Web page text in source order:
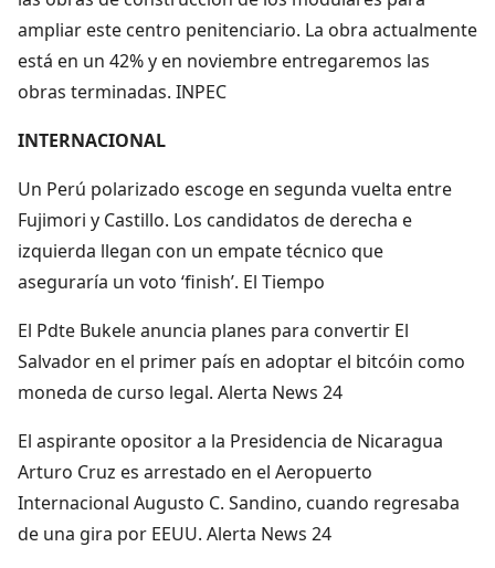
ampliar este centro penitenciario. La obra actualmente
está en un 42% y en noviembre entregaremos las
obras terminadas. INPEC
INTERNACIONAL
Un Perú polarizado escoge en segunda vuelta entre
Fujimori y Castillo. Los candidatos de derecha e
izquierda llegan con un empate técnico que
aseguraría un voto ‘finish’. El Tiempo
El Pdte Bukele anuncia planes para convertir El
Salvador en el primer país en adoptar el bitcóin como
moneda de curso legal. Alerta News 24
El aspirante opositor a la Presidencia de Nicaragua
Arturo Cruz es arrestado en el Aeropuerto
Internacional Augusto C. Sandino, cuando regresaba
de una gira por EEUU. Alerta News 24